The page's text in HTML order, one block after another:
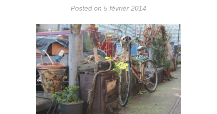
Posted on 5 février 2014